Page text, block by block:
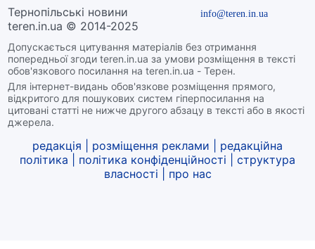
Тернопільські новини
teren.in.ua © 2014-2025
Допускається цитування матеріалів без отримання
попередньої згоди teren.in.ua за умови розміщення в тексті
обов'язкового посилання на teren.in.ua - Терен.
Для інтернет-видань обов'язкове розміщення прямого,
відкритого для пошукових систем гіперпосилання на
цитовані статті не нижче другого абзацу в тексті або в якості
джерела.
info@teren.in.ua
редакція розміщення реклами
редакційна
політика
політика конфіденційності
структура
власності
про нас